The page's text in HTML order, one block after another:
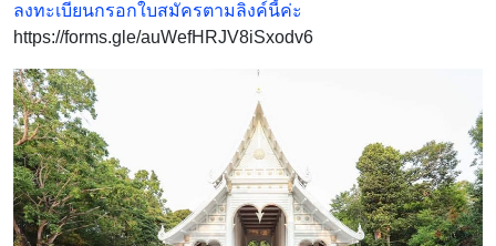
ลงทะเบียนกรอกใบสมัครตามลิงค์นี้ค่ะ
https://forms.gle/auWefHRJV8iSxodv6